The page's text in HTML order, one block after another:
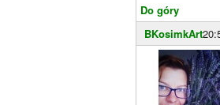
Do góry
BKosimkArt